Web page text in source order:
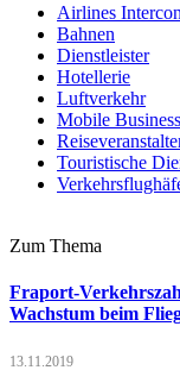
Airlines
Bahnen
Dienstleister
Hotellerie
Luftverkehr
Mobile Business
Touristische
Zum Thema
Fraport-
Wachstum beim
13.11.2019